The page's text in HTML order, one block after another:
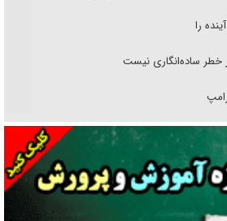
را
خطر ساده‌انگاری نیست
ایران‌خودرو/ خصوصی‌سازی یا انحصار؟
+ گفت‌وگو با متهم